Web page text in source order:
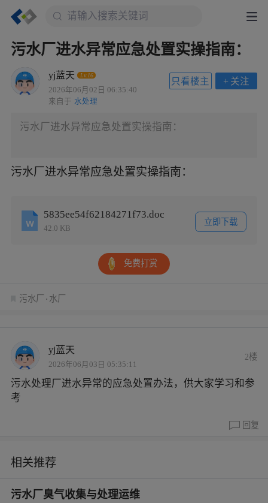
污水厂进水异常应急处置实操指南：
yj蓝天 Lv.16
2026年06月02日 06:35:40
来自于 水处理
+ 关注
只看楼主
污水厂进水异常应急处置实操指南：
污水厂进水异常应急处置实操指南：
5835ee54f62184271f73.doc
42.0 KB
立即下载
免费打赏
污水厂 水厂
yj蓝天
2026年06月03日 05:35:11
2楼
污水处理厂进水异常的应急处置办法，供大家学习和参
考
回复
相关推荐
污水厂臭气收集与处理运维